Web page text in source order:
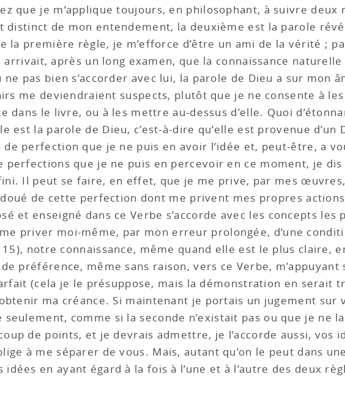
que je m’applique toujours, en philosophant, à suivre
distinct de mon entendement, la deuxième est la parole
la première règle, je m’efforce d’être un ami de la vérité ;
arrivait, après un long examen, que la connaissance
ne pas bien s’accorder avec lui, la parole de Dieu a sur mon
me deviendraient suspects, plutôt que je ne consente à
dans le livre, ou à les mettre au-dessus d’elle. Quoi
est la parole de Dieu, c’est-à-dire qu’elle est provenue
de perfection que je ne puis en avoir l’idée et, peut-être, a
perfections que je ne puis en percevoir en ce moment, je
Il peut se faire, en effet, que je me prive, par mes
doué de cette perfection dont me privent mes propres
et enseigné dans ce Verbe s’accorde avec les concepts
priver moi-même, par mon erreur prolongée, d’une
notre connaissance, même quand elle est le plus claire,
de préférence, même sans raison, vers ce Verbe,
(cela je le présuppose, mais la démonstration en serait
ma créance. Si maintenant je portais un jugement
comme si la seconde n’existait pas ou que je ne
de points, et je devrais admettre, je l’accorde aussi, vos
à me séparer de vous. Mais, autant qu’on le peut dans
idées en ayant égard à la fois à l’une et à l’autre des deux